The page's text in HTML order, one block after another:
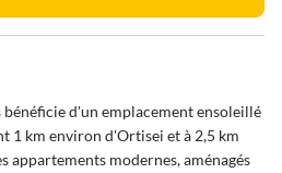
bénéficie d'un emplacement ensoleillé
1 km environ d'Ortisei et à 2,5 km
appartements modernes, aménagés